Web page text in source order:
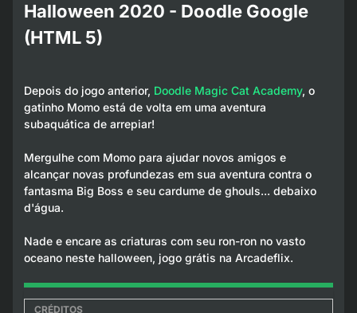
Halloween 2020 - Doodle Google
(HTML 5)
Depois do jogo anterior, Doodle Magic Cat Academy, o
gatinho Momo está de volta em uma aventura
subaquática de arrepiar!
Mergulhe com Momo para ajudar novos amigos e
alcançar novas profundezas em sua aventura contra o
fantasma Big Boss e seu cardume de ghouls... debaixo
d'água.
Nade e encare as criaturas com seu ron-ron no vasto
oceano neste halloween, jogo grátis na Arcadeflix.